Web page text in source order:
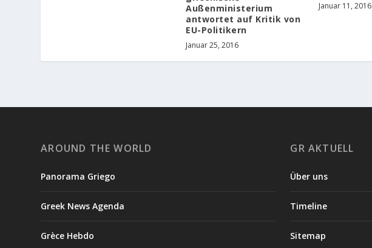
Außenministerium
antwortet auf Kritik von
EU-Politikern
Januar 25, 2016
Januar 11, 2016
AROUND THE WORLD
Panorama Griego
Greek News Agenda
Grèce Hebdo
GR AKTUELL
Über uns
Timeline
Sitemap